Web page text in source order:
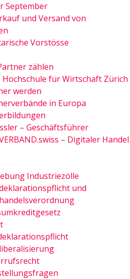
September
und Versand von
Vorstösse
zählen
Hochschule für Wirtschaft Zürich
werden
in Europa
– Geschäftsführer
– Digitaler Handel
Industriezölle
und